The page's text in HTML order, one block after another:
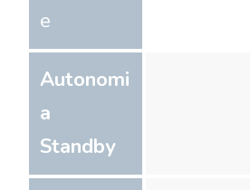
e
Autonomi
a
Standby